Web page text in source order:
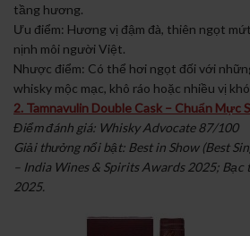
tầng hương.
Ưu điểm: Hương vị đậm đà, thiên ngọt
nịnh môi người Việt.
Nhược điểm: Có thể hơi ngọt đối với
whisky mộc mạc, khô ráo hoặc nhiều vị
2. Tamnavulin Double Cask – Chuẩn Mực
Điểm đánh giá: Whisky Advocate 87/100
Giải thưởng nổi bật: Best in Show (Best
– India Wines & Spirits Awards 2025;
2025.